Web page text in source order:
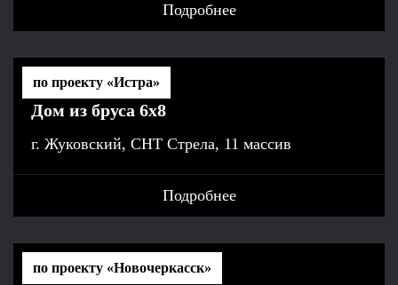
Подробнее
Дом из бруса 6х8
г. Жуковский, СНТ Стрела, 11 массив
Подробнее
по проекту «Истра»
по проекту «Новочеркасск»